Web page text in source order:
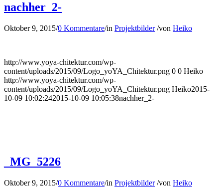
nachher_2-
Oktober 9, 2015/0 Kommentare/in Projektbilder /von Heiko
http://www.yoya-chitektur.com/wp-
content/uploads/2015/09/Logo_yoYA_Chitektur.png 0 0 Heiko
http://www.yoya-chitektur.com/wp-
content/uploads/2015/09/Logo_yoYA_Chitektur.png Heiko2015-
10-09 10:02:242015-10-09 10:05:38nachher_2-
_MG_5226
Oktober 9, 2015/0 Kommentare/in Projektbilder /von Heiko